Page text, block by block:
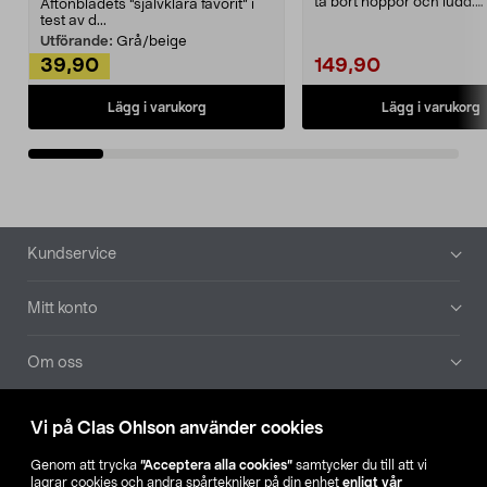
Vi på Clas Ohlson använder cookies
Genom att trycka ”Acceptera alla cookies” samtycker du till att vi
lagrar cookies och andra spårtekniker på din enhet enligt vår
Aftonbladets "självklara favorit” i
test av d...
Utförande: Grå/beige
39,90
Lägg i varukorg
ta bort noppor och ludd.
149,90
Lägg i varukorg
Sidfot
Kundservice
Mitt konto
Om oss
Aktuellt
Våra bolag